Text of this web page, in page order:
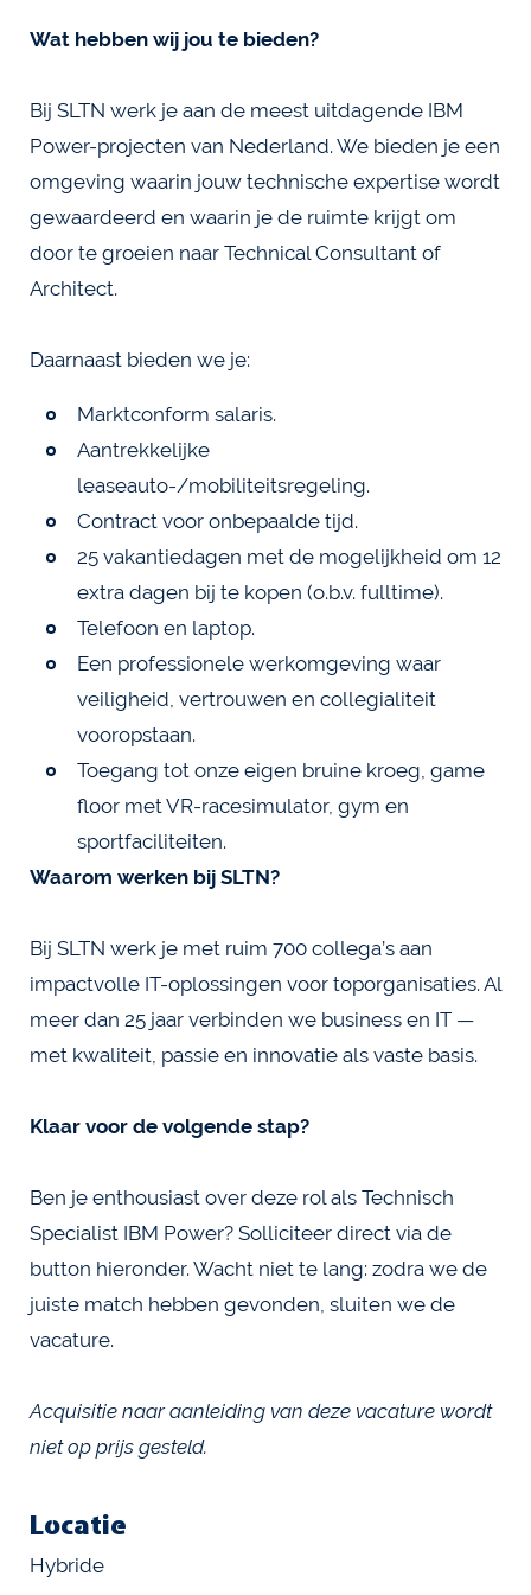
Wat hebben wij jou te bieden?
Bij SLTN werk je aan de meest uitdagende IBM
Power-projecten van Nederland. We bieden je een
omgeving waarin jouw technische expertise wordt
gewaardeerd en waarin je de ruimte krijgt om
door te groeien naar Technical Consultant of
Architect.
Daarnaast bieden we je:
Marktconform salaris.
Aantrekkelijke
leaseauto-/mobiliteitsregeling.
Contract voor onbepaalde tijd.
25 vakantiedagen met de mogelijkheid om 12
extra dagen bij te kopen (o.b.v. fulltime).
Telefoon en laptop.
Een professionele werkomgeving waar
veiligheid, vertrouwen en collegialiteit
vooropstaan.
Toegang tot onze eigen bruine kroeg, game
floor met VR-racesimulator, gym en
sportfaciliteiten.
Waarom werken bij SLTN?
Bij SLTN werk je met ruim 700 collega’s aan
impactvolle IT-oplossingen voor toporganisaties. Al
meer dan 25 jaar verbinden we business en IT —
met kwaliteit, passie en innovatie als vaste basis.
Klaar voor de volgende stap?
Ben je enthousiast over deze rol als Technisch
Specialist IBM Power? Solliciteer direct via de
button hieronder. Wacht niet te lang: zodra we de
juiste match hebben gevonden, sluiten we de
vacature.
Acquisitie naar aanleiding van deze vacature wordt
niet op prijs gesteld.
Locatie
Hybride